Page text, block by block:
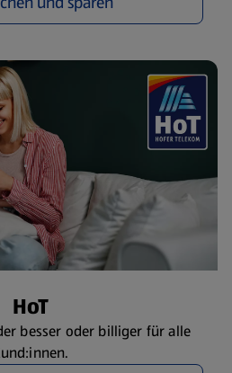
HoT
besser oder billiger für alle